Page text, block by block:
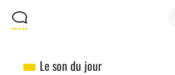
Le son du jour